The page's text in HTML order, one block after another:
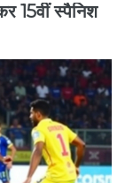
15वीं स्पैनिश